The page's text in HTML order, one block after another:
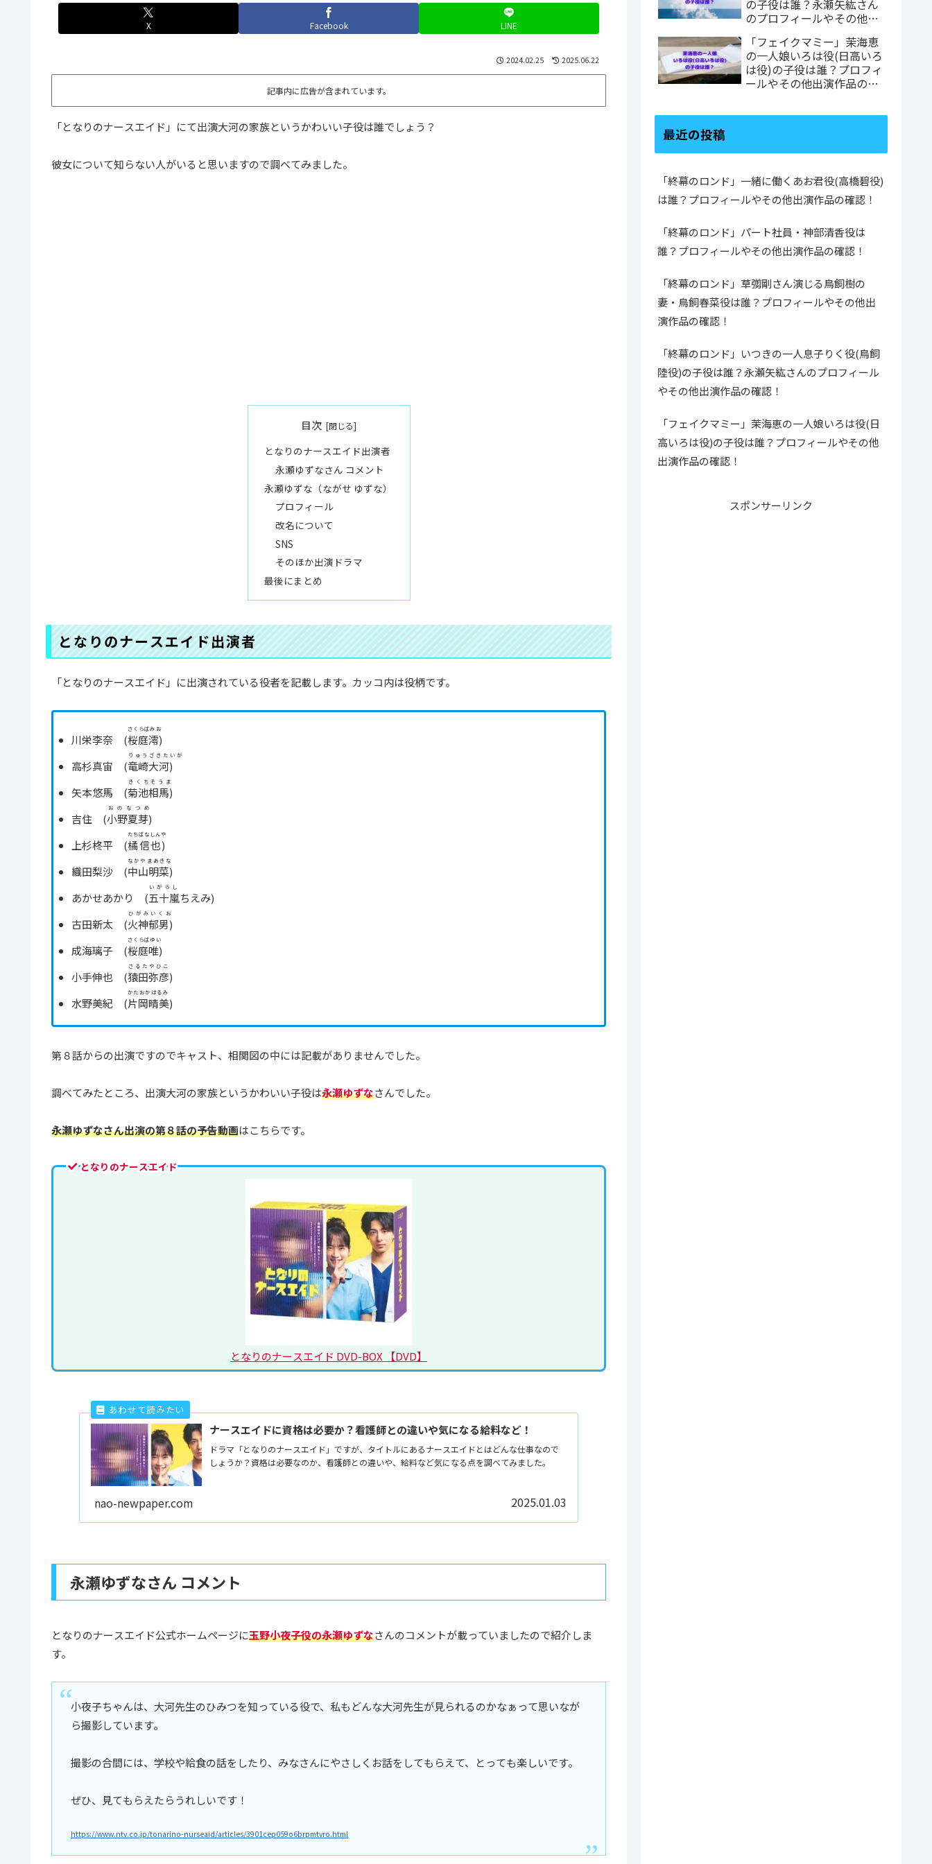
X Facebook LINE
2024.02.25 2025.06.22
記事内に広告が含まれています。
「となりのナースエイド」にて出演大河の家族というかわいい子役は誰でしょう？
彼女について知らない人がいると思いますので調べてみました。
目次
となりのナースエイド出演者
永瀬ゆずなさん コメント
永瀬ゆずな（ながせ ゆずな）
プロフィール
改名について
SNS
そのほか出演ドラマ
最後にまとめ
となりのナースエイド出演者
「となりのナースエイド」に出演されている役者を記載します。カッコ内は役柄です。
川栄李奈(桜庭澪)
さくらばみお
⾼杉真宙 (⻯崎⼤河)
りゅうざきたいが
⽮本悠⾺ (菊池相⾺)
きくちそうま
吉住 (⼩野夏芽)
おのなつめ
上杉柊平 (橘信也)
たちばなしんや
織⽥梨沙 (中⼭明菜)
なかやまあきな
あかせあかり (五十嵐
いがらし
ちえみ)
古⽥新太 (⽕神郁男)
ひがみいくお
成海璃⼦ (桜庭唯)
さくらばゆい
⼩⼿伸也 (猿⽥弥彦
さるたやひこ
)
⽔野美紀 (⽚岡晴美
かたおかはるみ
)
第８話からの出演ですのでキャスト、相関図の中には記載がありませんでした。
調べてみたところ、出演大河の家族というかわいい子役は永瀬ゆずなさんでした。
永瀬ゆずなさん出演の第８話の予告動画はこちらです。
となりのナースエイド
となりのナースエイド DVD-BOX 【DVD】
ナースエイドに資格は必要か？看護師との違いや気になる給料など！
ドラマ「となりのナースエイド」ですが、タイトルにあるナースエイドとはどんな仕事なので
しょうか？資格は必要なのか、看護師との違いや、給料など気になる点を調べてみました。
nao-newpaper.com 2025.01.03
永瀬ゆずなさん コメント
となりのナースエイド公式ホームページに玉野小夜子役の永瀬ゆずなさんのコメントが載っていましたので紹介しま
す。
小夜子ちゃんは、大河先生のひみつを知っている役で、私もどんな大河先生が見られるのかなぁって思いなが
ら撮影しています。
撮影の合間には、学校や給食の話をしたり、みなさんにやさしくお話をしてもらえて、とっても楽しいです。
ぜひ、見てもらえたらうれしいです！
https://www.ntv.co.jp/tonarino-nurseaid/articles/3901cep059o6brpmtvro.html
の子役は誰？永瀬矢紘さん
のプロフィールやその他出
「フェイクマミー」茉海恵
の一人娘いろは役(日高いろ
は役)の子役は誰？プロフィ
ールやその他出演作品の確
最近の投稿
「終幕のロンド」一緒に働くあお君役(高橋碧役)
は誰？プロフィールやその他出演作品の確認！
「終幕のロンド」パート社員・神部清香役は
誰？プロフィールやその他出演作品の確認！
「終幕のロンド」草彅剛さん演じる鳥飼樹の
妻・鳥飼春菜役は誰？プロフィールやその他出
演作品の確認！
「終幕のロンド」いつきの一人息子りく役(鳥飼
陸役)の子役は誰？永瀬矢紘さんのプロフィール
やその他出演作品の確認！
「フェイクマミー」茉海恵の一人娘いろは役(日
高いろは役)の子役は誰？プロフィールやその他
出演作品の確認！
スポンサーリンク